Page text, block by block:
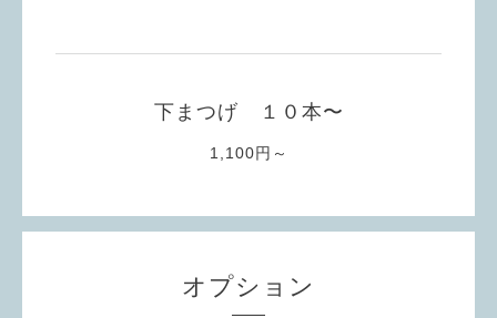
下まつげ １０本〜
1,100円～
オプション